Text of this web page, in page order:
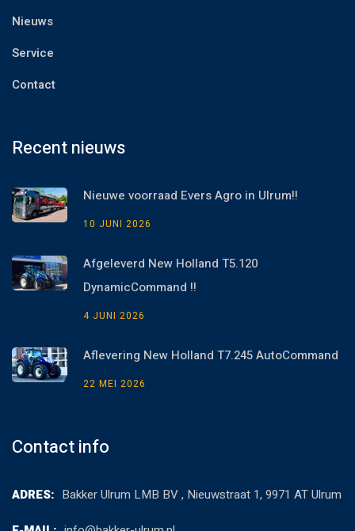
Nieuws
Service
Contact
Recent nieuws
Nieuwe voorraad Evers Agro in Ulrum!!
10 JUNI 2026
Afgeleverd New Holland T5.120
DynamicCommand !!
4 JUNI 2026
Aflevering New Holland T7.245 AutoCommand
22 MEI 2026
Contact info
ADRES: Bakker Ulrum LMB BV , Nieuwstraat 1, 9971 AT Ulrum